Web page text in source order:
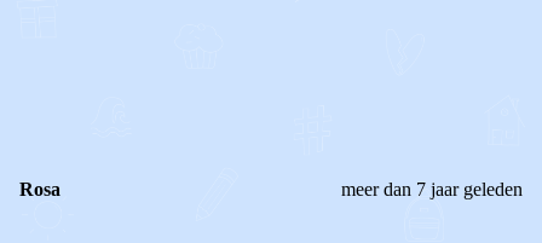
Rosa meer dan 7 jaar geleden